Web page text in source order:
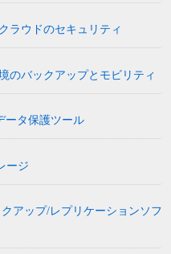
ラウドのセキュリティ
のバックアップとモビリティ
ータ保護ツール
ージ
アップ/レプリケーションソフ